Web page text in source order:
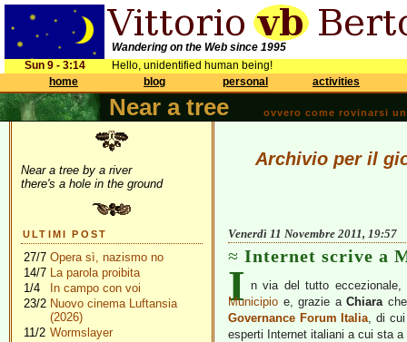
Wandering on the Web since 1995
Sun 9 - 3:14
Hello, unidentified human being!
home
blog personal activities
Near a tree ovvero come rovinarsi
Near a tree by a river
there's a hole in the ground
ULTIMI POST
27/7 Opera sì, nazismo no
14/7 La parola proibita
1/4
In campo con voi
23/2 Nuovo cinema Luftansia
(2026)
11/2 Wormslayer
Archivio per il
Venerdì 11 Novembre 2011, 19:57
Internet scrive a
I n via del tutto
Municipio e, grazie aChiarache
Governance Forum Italia, di cui
esperti Internet italiani a cui sta